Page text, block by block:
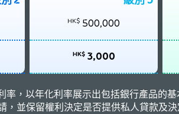
HK$ 500,000
HK$3,000
，以年化利率展示出包括銀行產品的
並保留權利決定是否提供私人貸款及